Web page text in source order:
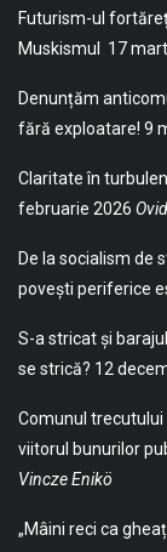
Futurism-ul
Muskismul 17
Denunțăm
fără exploatare! 9
Claritate în
februarie 2026
De la socialism de
povești periferice
S-a stricat și
se strică? 12
Comunul
viitorul bunurilor
Vincze Enikö
„Mâini reci ca